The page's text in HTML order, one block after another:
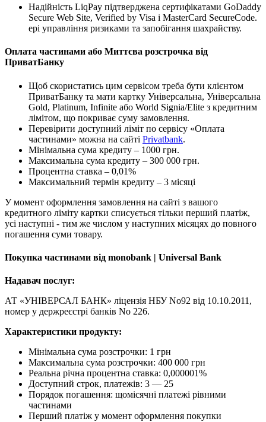
Надійність LiqPay підтверджена сертифікатами GoDaddy
Secure Web Site, Verified by Visa і MasterCard SecureCode.
ері управління ризиками та запобігання шахрайству.
Оплата частинами або Миттєва розстрочка від
ПриватБанку
Щоб скористатись цим сервісом треба бути клієнтом
ПриватБанку та мати картку Універсальна, Універсальна
Gold, Platinum, Infinite або World Signia/Elite з кредитним
лімітом, що покриває суму замовлення.
Перевірити доступний ліміт по сервісу «Оплата
частинами» можна на сайті Privatbank.
Мінімальна сума кредиту – 1000 грн.
Максимальна сума кредиту – 300 000 грн.
Процентна ставка – 0,01%
Максимальний термін кредиту – 3 місяці
У момент оформлення замовлення на сайті з вашого
кредитного ліміту картки списується тільки перший платіж,
усі наступні - тим же числом у наступних місяцях до повного
погашення суми товару.
Покупка частинами від monobank | Universal Bank
Надавач послуг:
АТ «УНІВЕРСАЛ БАНК» ліцензія НБУ No92 від 10.10.2011,
номер у держреєстрі банків No 226.
Характеристики продукту:
Мінімальна сума розстрочки: 1 грн
Максимальна сума розстрочки: 400 000 грн
Реальна річна процентна ставка: 0,000001%
Доступний строк, платежів: 3 — 25
Порядок погашення: щомісячні платежі рівними
частинами
Перший платіж у момент оформлення покупки